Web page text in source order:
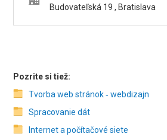
Budovateľská 19 , Bratislava
Pozrite si tiež:
Tvorba web stránok ‑ webdizajn
Spracovanie dát
Internet a počítačové siete